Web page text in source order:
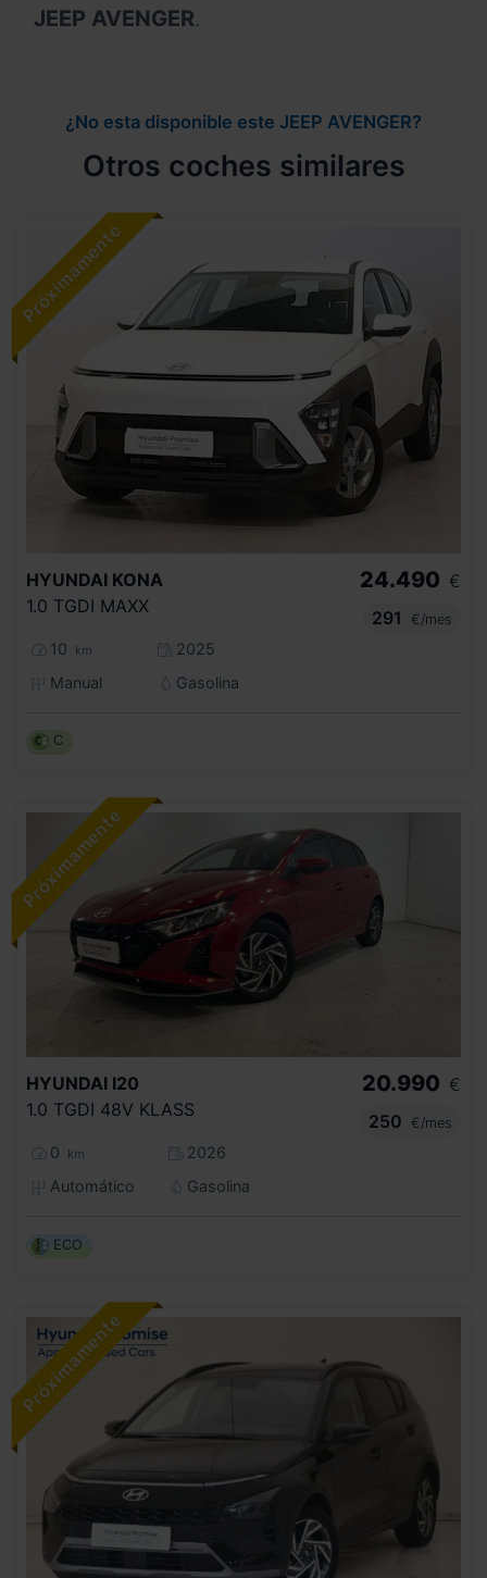
JEEP AVENGER.
¿No esta disponible este JEEP AVENGER?
Otros coches similares
HYUNDAI KONA
1.0 TGDI MAXX
10 km
2025
Manual
Gasolina
24.490 €
291
€/mes
C
HYUNDAI I20
1.0 TGDI 48V KLASS
0 km
2026
Automático
Gasolina
20.990 €
250
€/mes
ECO